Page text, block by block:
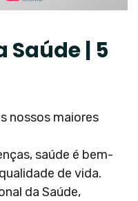
Saúde | 5
nossos maiores
saúde é bem-
de vida.
da Saúde,